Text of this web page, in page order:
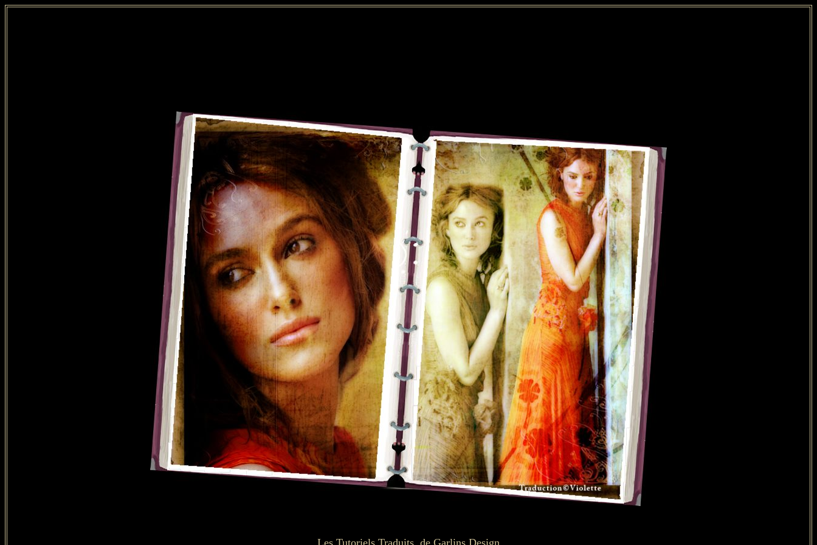
Les Tutoriels Traduits de Garlins Design